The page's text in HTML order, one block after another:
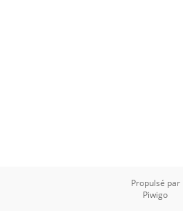
Propulsé par
Piwigo